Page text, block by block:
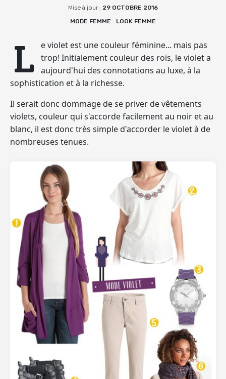
Mise à jour : 29 OCTOBRE 2016
MODE FEMME
LOOK FEMME
L
e violet est une couleur féminine... mais pas
trop! Initialement couleur des rois, le violet a
aujourd'hui des connotations au luxe, à la
sophistication et à la richesse.
Il serait donc dommage de se priver de vêtements
violets, couleur qui s'accorde facilement au noir et au
blanc, il est donc très simple d'accorder le violet à de
nombreuses tenues.